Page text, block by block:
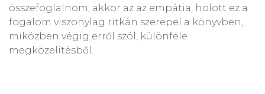
összefoglalnom, akkor az az empátia, holott ez a
fogalom viszonylag ritkán szerepel a könyvben,
miközben végig erről szól, különféle
megközelítésből.